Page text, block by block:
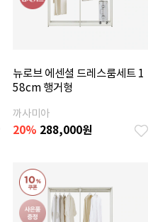
뉴로브 에센셜 드레스룸세트 1
58cm 행거형
까사미아
20% 288,000원